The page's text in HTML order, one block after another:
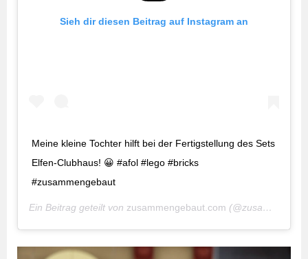
Sieh dir diesen Beitrag auf Instagram an
Meine kleine Tochter hilft bei der Fertigstellung des Sets
Elfen-Clubhaus! 😀 #afol #lego #bricks
#zusammengebaut
Ein Beitrag geteilt von zusammengebaut.com (@zusammengebaut) am